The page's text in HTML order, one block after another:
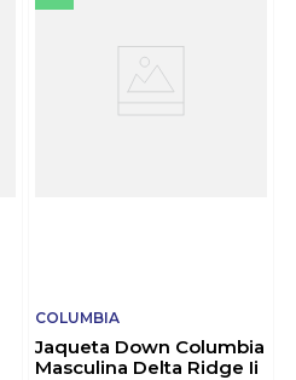
COLUMBIA
Jaqueta Down Columbia
Masculina Delta Ridge Ii